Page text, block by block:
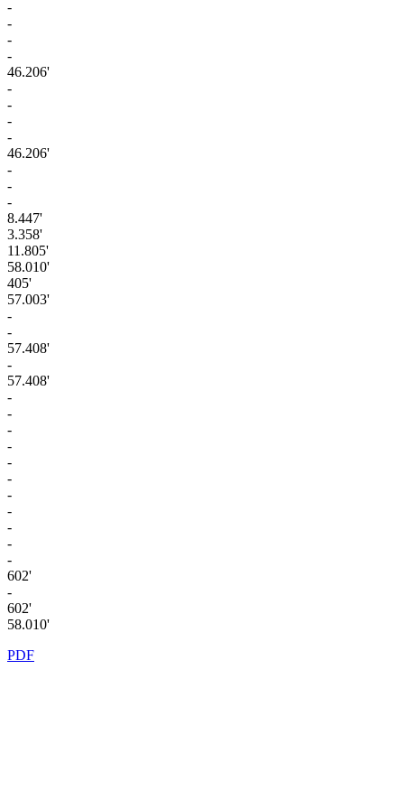
-
-
-
-
46.206'
-
-
-
-
46.206'
-
-
-
8.447'
3.358'
11.805'
58.010'
405'
57.003'
-
-
57.408'
-
57.408'
-
-
-
-
-
-
-
-
-
-
-
602'
-
602'
58.010'
PDF